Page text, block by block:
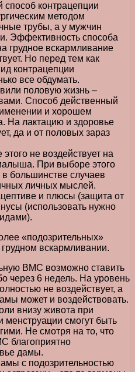
контрацепции
методом
трубы, а у мужчин
Эффективность способа
грудное вскармливание
Но перед тем как
контрацепции
все обдумать.
половую жизнь –
Способ действенный
и хорошем
На лактацию и здоровье
да и от половых зараз
не воздействует на
При выборе этого
большинстве случаев
личных мыслей.
и плюсы (защита от
(использовать нужно
«подозрительных»
вскармливании.
ВМС возможно ставить
через 6 недель. На уровень
не воздействует, а
может и воздействовать.
внизу живота при
менструации смогут быть
Не смотря на то, что
благоприятно
дамы.
с подозрительностью